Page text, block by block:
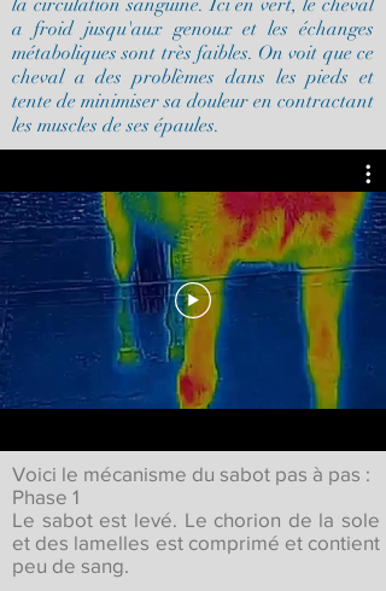
la circulation sanguine. Ici en vert, le cheval
a froid jusqu'aux genoux et les échanges
métaboliques sont très faibles. On voit que ce
cheval a des problèmes dans les pieds et
tente de minimiser sa douleur en contractant
les muscles de ses épaules.
Voici le mécanisme du sabot pas à pas :
Phase 1
Le sabot est levé. Le chorion de la sole
et des lamelles est comprimé et contient
peu de sang.